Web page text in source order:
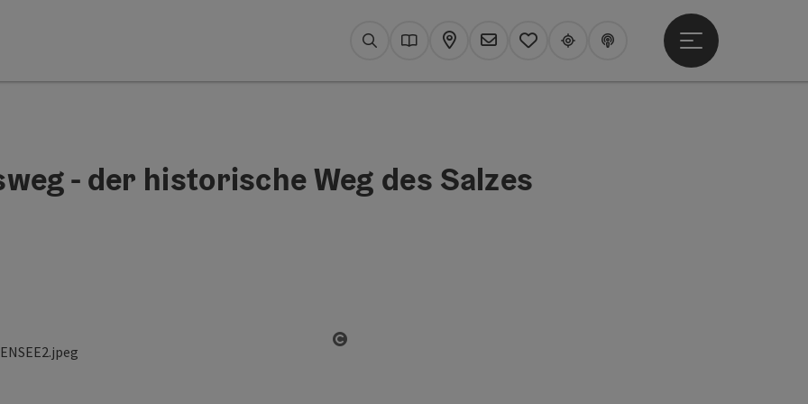
SuchenKataloge
KarteNewsletter
MerkzettelUpperguide
Podcast
Hauptmenü öffnen
- der historische Weg des Salzes